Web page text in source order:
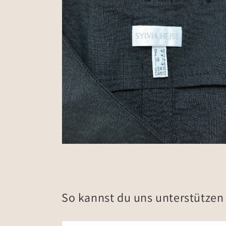
Medien
6
in
Galerieansicht
öffnen
So kannst du uns unterstützen